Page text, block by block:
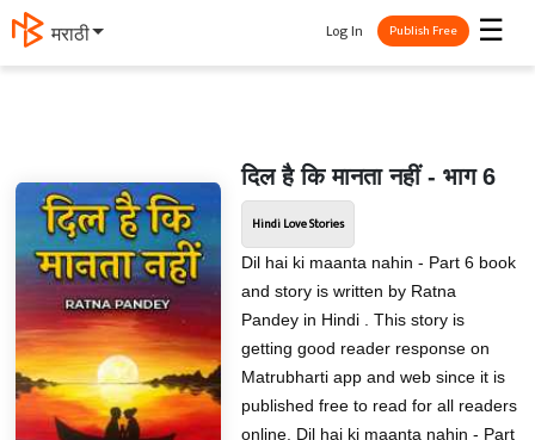
मराठी ☰
Log In Publish Free
दिल है कि मानता नहीं - भाग 6
Hindi Love Stories
Dil hai ki maanta nahin - Part 6 book
and story is written by Ratna
Pandey in Hindi . This story is
getting good reader response on
Matrubharti app and web since it is
published free to read for all readers
online. Dil hai ki maanta nahin - Part